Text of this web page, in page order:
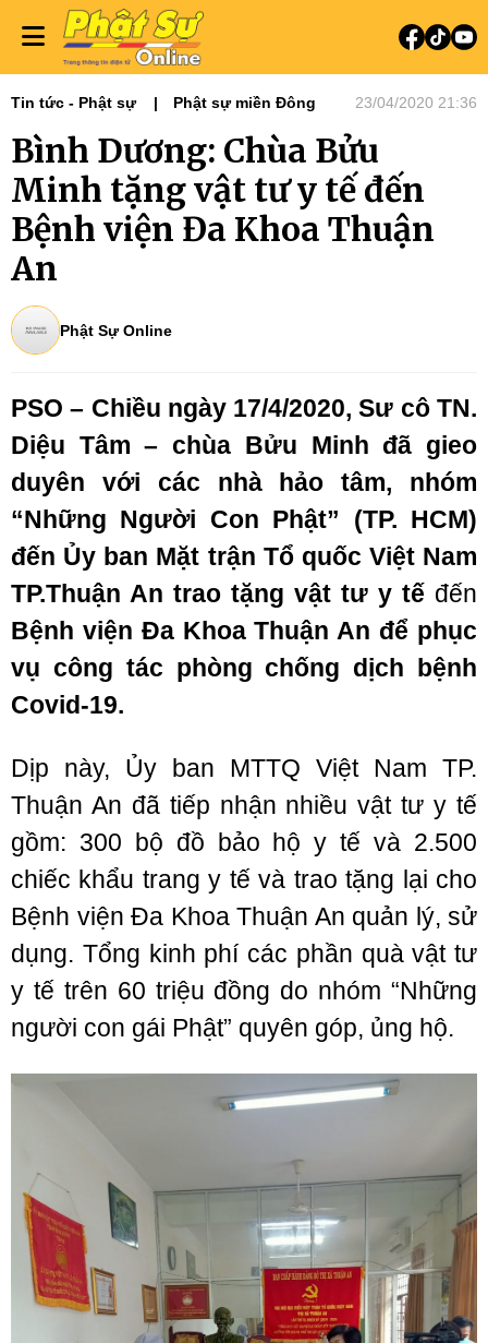
Tin tức - Phật sự Phật sự miền Đông 23/04/2020 21:36
Bình Dương: Chùa Bửu
Minh tặng vật tư y tế đến
Bệnh viện Đa Khoa Thuận
An
Phật Sự Online
PSO – Chiều ngày 17/4/2020, Sư cô TN.
Diệu Tâm – chùa Bửu Minh đã gieo
duyên với các nhà hảo tâm, nhóm
“Những Người Con Phật” (TP. HCM)
đến Ủy ban Mặt trận Tổ quốc Việt Nam
TP.Thuận An trao tặng vật tư y tế đến
Bệnh viện Đa Khoa Thuận An để phục
vụ công tác phòng chống dịch bệnh
Covid-19.
Dịp này, Ủy ban MTTQ Việt Nam TP.
Thuận An đã tiếp nhận nhiều vật tư y tế
gồm: 300 bộ đồ bảo hộ y tế và 2.500
chiếc khẩu trang y tế và trao tặng lại cho
Bệnh viện Đa Khoa Thuận An quản lý, sử
dụng. Tổng kinh phí các phần quà vật tư
y tế trên 60 triệu đồng do nhóm “Những
người con gái Phật” quyên góp, ủng hộ.